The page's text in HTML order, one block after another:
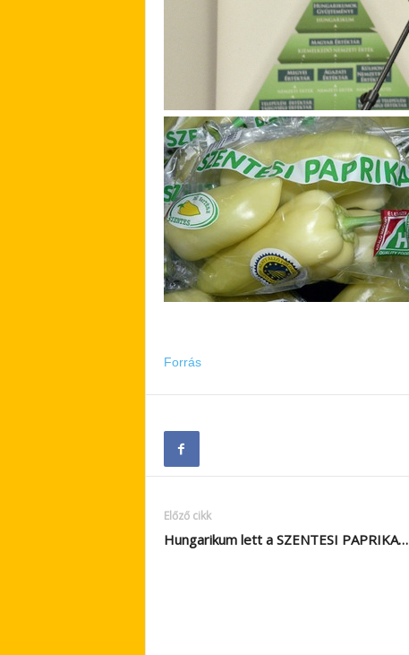
Forrás
Előző cikk
Hungarikum lett a SZENTESI PAPRIKA…